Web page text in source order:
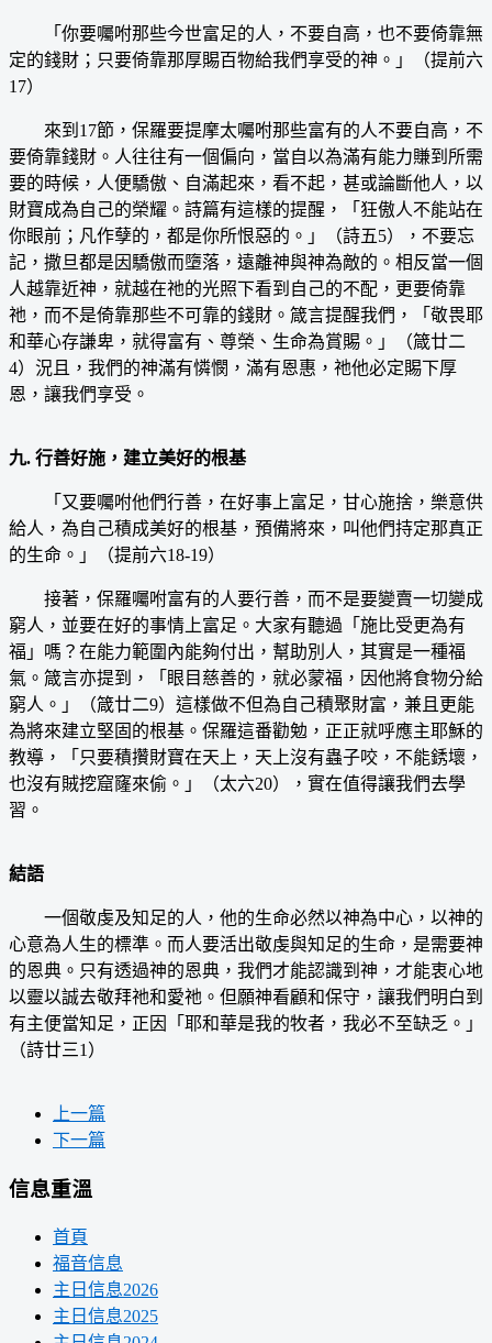
「你要囑咐那些今世富足的人，不要自高，也不要倚靠無
定的錢財；只要倚靠那厚賜百物給我們享受的神。」（提前六
17）
來到17節，保羅要提摩太囑咐那些富有的人不要自高，不
要倚靠錢財。人往往有一個偏向，當自以為滿有能力賺到所需
要的時候，人便驕傲、自滿起來，看不起，甚或論斷他人，以
財寶成為自己的榮耀。詩篇有這樣的提醒，「狂傲人不能站在
你眼前；凡作孽的，都是你所恨惡的。」（詩五5），不要忘
記，撒旦都是因驕傲而墮落，遠離神與神為敵的。相反當一個
人越靠近神，就越在祂的光照下看到自己的不配，更要倚靠
祂，而不是倚靠那些不可靠的錢財。箴言提醒我們，「敬畏耶
和華心存謙卑，就得富有、尊榮、生命為賞賜。」（箴廿二
4）況且，我們的神滿有憐憫，滿有恩惠，祂他必定賜下厚
恩，讓我們享受。
九. 行善好施，建立美好的根基
「又要囑咐他們行善，在好事上富足，甘心施捨，樂意供
給人，為自己積成美好的根基，預備將來，叫他們持定那真正
的生命。」（提前六18-19）
接著，保羅囑咐富有的人要行善，而不是要變賣一切變成
窮人，並要在好的事情上富足。大家有聽過「施比受更為有
福」嗎？在能力範圍內能夠付出，幫助別人，其實是一種福
氣。箴言亦提到，「眼目慈善的，就必蒙福，因他將食物分給
窮人。」（箴廿二9）這樣做不但為自己積聚財富，兼且更能
為將來建立堅固的根基。保羅這番勸勉，正正就呼應主耶穌的
教導，「只要積攢財寶在天上，天上沒有蟲子咬，不能銹壞，
也沒有賊挖窟窿來偷。」（太六20），實在值得讓我們去學
習。
結語
一個敬虔及知足的人，他的生命必然以神為中心，以神的
心意為人生的標準。而人要活出敬虔與知足的生命，是需要神
的恩典。只有透過神的恩典，我們才能認識到神，才能衷心地
以靈以誠去敬拜祂和愛祂。但願神看顧和保守，讓我們明白到
有主便當知足，正因「耶和華是我的牧者，我必不至缺乏。」
（詩廿三1）
上一篇
下一篇
信息重溫
首頁
福音信息
主日信息2026
主日信息2025